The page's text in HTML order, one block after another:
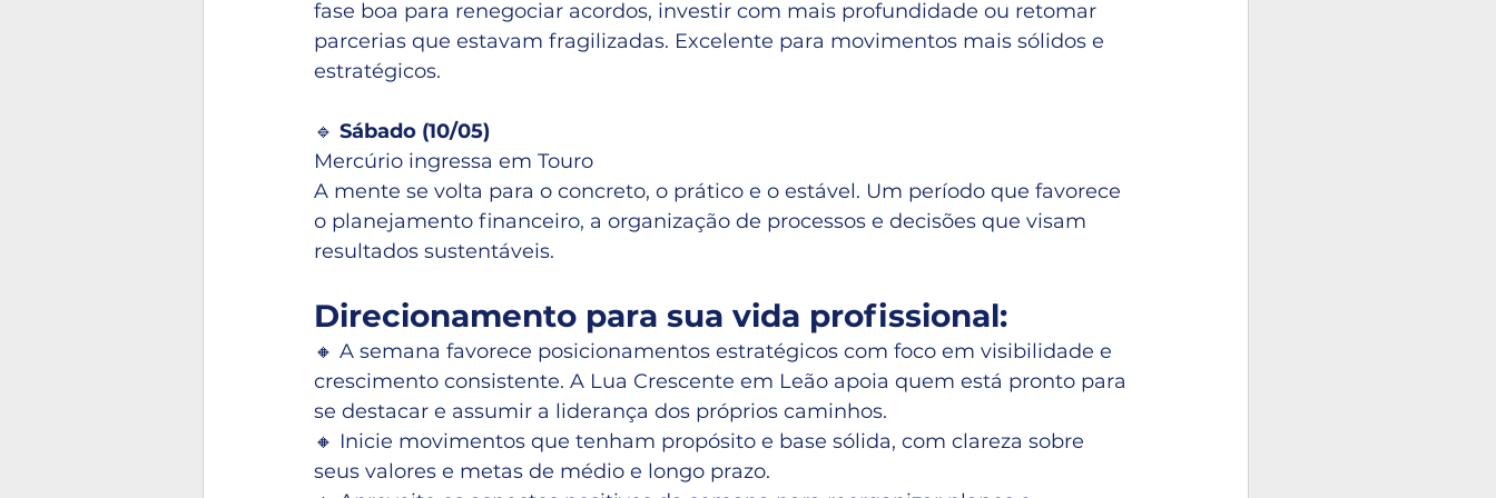
fase boa para renegociar acordos, investir com mais profundidade ou retomar
parcerias que estavam fragilizadas. Excelente para movimentos mais sólidos e
estratégicos.
🔹 Sábado (10/05)
Mercúrio ingressa em Touro
A mente se volta para o concreto, o prático e o estável. Um período que favorece
o planejamento financeiro, a organização de processos e decisões que visam
resultados sustentáveis.
Direcionamento para sua vida profissional:
🔸 A semana favorece posicionamentos estratégicos com foco em visibilidade e
crescimento consistente. A Lua Crescente em Leão apoia quem está pronto para
se destacar e assumir a liderança dos próprios caminhos.
🔸 Inicie movimentos que tenham propósito e base sólida, com clareza sobre
seus valores e metas de médio e longo prazo.